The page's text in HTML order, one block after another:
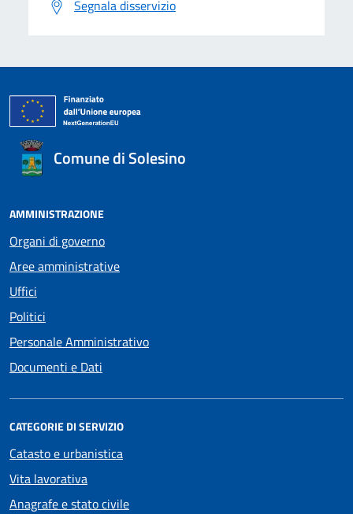
Segnala disservizio
Comune di Solesino
AMMINISTRAZIONE
Organi di governo
Aree amministrative
Uffici
Politici
Personale Amministrativo
Documenti e Dati
CATEGORIE DI SERVIZIO
Catasto e urbanistica
Vita lavorativa
Anagrafe e stato civile